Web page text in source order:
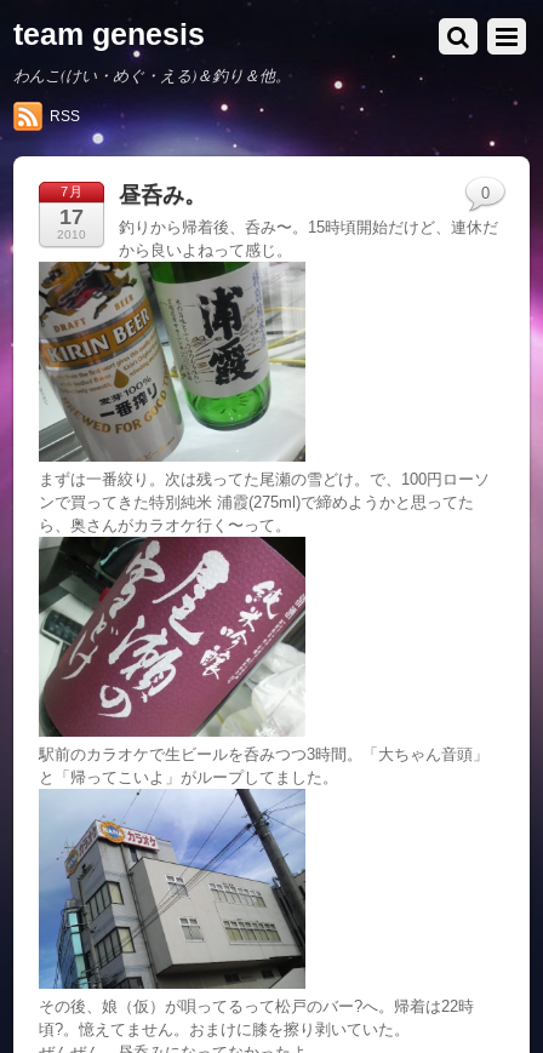
team genesis
わんこ(けい・めぐ・える)＆釣り＆他。
RSS
7月
17
2010
昼呑み。
釣りから帰着後、呑み〜。15時頃開始だけど、連休だ
から良いよねって感じ。
まずは一番絞り。次は残ってた尾瀬の雪どけ。で、100円ローソ
ンで買ってきた特別純米 浦霞(275ml)で締めようかと思ってた
ら、奥さんがカラオケ行く〜って。
駅前のカラオケで生ビールを呑みつつ3時間。「大ちゃん音頭」
と「帰ってこいよ」がループしてました。
その後、娘（仮）が唄ってるって松戸のバー?へ。帰着は22時
頃?。憶えてません。おまけに膝を擦り剥いていた。
0